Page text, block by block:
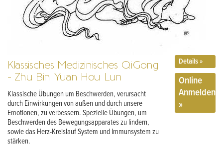
Klassisches Medizinisches QiGong
- Zhu Bin Yuan Hou Lun
Klassische Übungen um Beschwerden, verursacht
durch Einwirkungen von außen und durch unsere
Emotionen, zu verbessern. Spezielle Übungen, um
Beschwerden des Bewegungsapparates zu lindern,
sowie das Herz-Kreislauf System und Immunsystem zu
stärken.
Details »
Online
Anmelden
»